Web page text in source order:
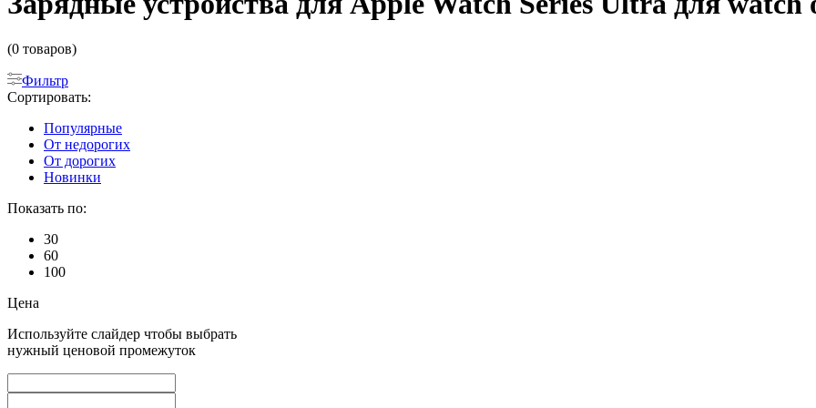
(0 товаров)
Фильтр
Сортировать:
Популярные
От недорогих
От дорогих
Новинки
Показать по:
30
60
100
Цена
Используйте слайдер чтобы выбрать
нужный ценовой промежуток